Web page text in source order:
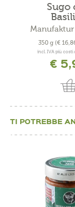
Sugo
350 g (€
incl. IVA più costi
€
TI POTREBBE